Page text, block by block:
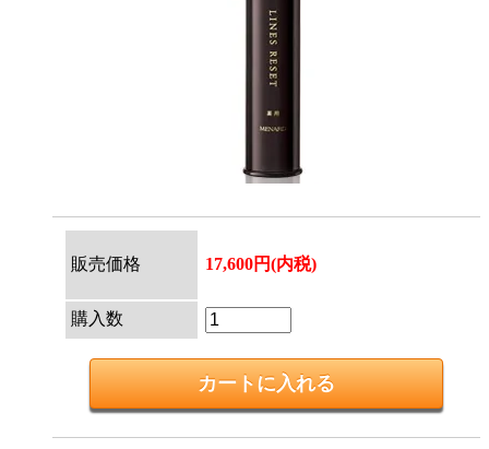
販売価格 17,600円(内税)
購入数